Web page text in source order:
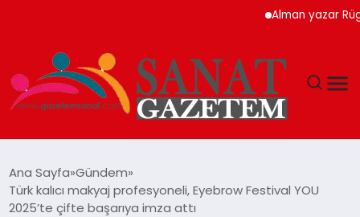
Alman yazar Rügemer:
TEKNOLOJI
Ana Sayfa Gündem
Türk kalıcı makyaj profesyoneli, Eyebrow Festival YOU
2025’te çifte başarıya imza attı